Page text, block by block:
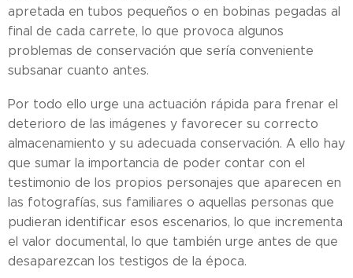
apretada en tubos pequeños o en bobinas pegadas al
final de cada carrete, lo que provoca algunos
problemas de conservación que sería conveniente
subsanar cuanto antes.
Por todo ello urge una actuación rápida para frenar el
deterioro de las imágenes y favorecer su correcto
almacenamiento y su adecuada conservación. A ello hay
que sumar la importancia de poder contar con el
testimonio de los propios personajes que aparecen en
las fotografías, sus familiares o aquellas personas que
pudieran identificar esos escenarios, lo que incrementa
el valor documental, lo que también urge antes de que
desaparezcan los testigos de la época.